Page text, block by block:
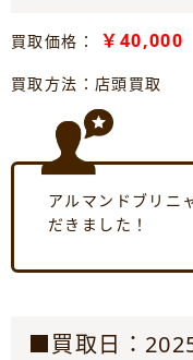
買取価格： ￥40,000
買取方法：店頭買取
アルマンドブリニ
だきました！
■買取日：